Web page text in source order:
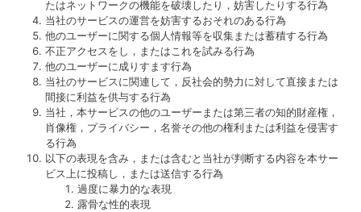
たはネットワークの機能を破壊したり，妨害したりする行為
当社のサービスの運営を妨害するおそれのある行為
他のユーザーに関する個人情報等を収集または蓄積する行為
不正アクセスをし，またはこれを試みる行為
他のユーザーに成りすます行為
当社のサービスに関連して，反社会的勢力に対して直接または
間接に利益を供与する行為
当社，本サービスの他のユーザーまたは第三者の知的財産権，
肖像権，プライバシー，名誉その他の権利または利益を侵害す
る行為
以下の表現を含み，または含むと当社が判断する内容を本サー
ビス上に投稿し，または送信する行為
過度に暴力的な表現
露骨な性的表現